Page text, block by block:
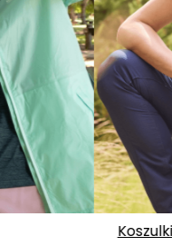
Koszulki